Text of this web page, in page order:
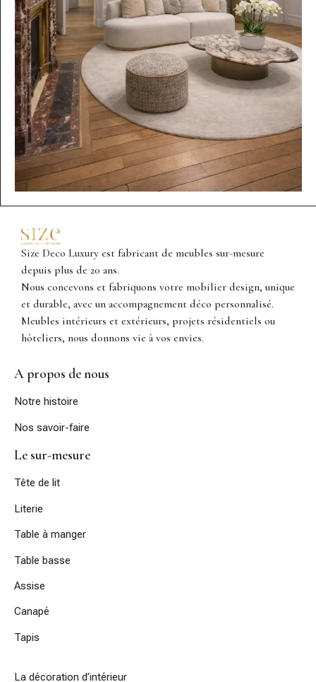
Size Deco Luxury est fabricant de meubles sur-mesure
depuis plus de 20 ans.
Nous concevons et fabriquons votre mobilier design, unique
et durable, avec un accompagnement déco personnalisé.
Meubles intérieurs et extérieurs, projets résidentiels ou
hôteliers, nous donnons vie à vos envies.
A propos de nous
Notre histoire
Nos savoir-faire
Le sur-mesure
Tête de lit
Literie
Table à manger
Table basse
Assise
Canapé
Tapis
La décoration d’intérieur